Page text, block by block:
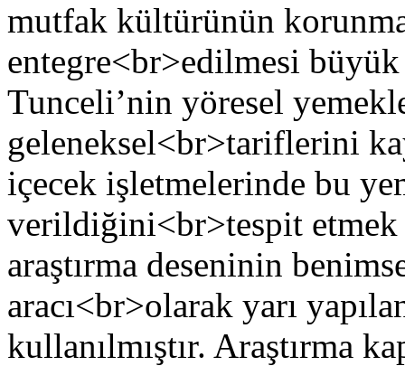
mutfak kültürünün
entegre<br>edilmesi büyük
Tunceli’nin yöresel
geleneksel<br>tariflerini
içecek işletmelerinde bu
verildiğini<br>tespit
araştırma deseninin
aracı<br>olarak yarı
kullanılmıştır. Araştırma